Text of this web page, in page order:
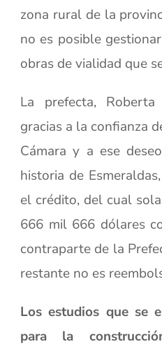
zona rural de la
no es posible
obras de vialidad que
La prefecta,
gracias a la confianza
Cámara y a ese
historia de
el crédito, del cual
666 mil 666 dólares
contraparte de la
restante no es
Los estudios que se
para la